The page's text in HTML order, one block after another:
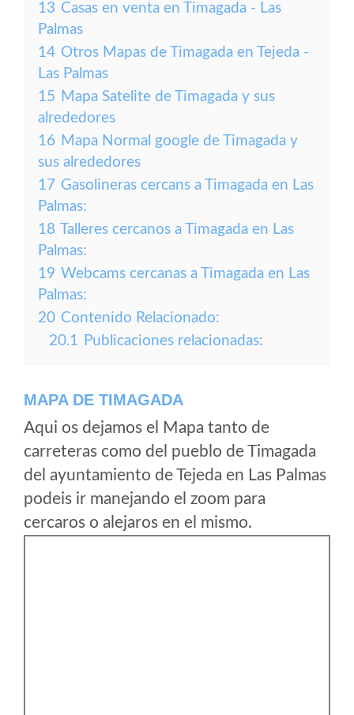
13 Casas en venta en Timagada - Las
Palmas
14 Otros Mapas de Timagada en Tejeda -
Las Palmas
15 Mapa Satelite de Timagada y sus
alrededores
16 Mapa Normal google de Timagada y
sus alrededores
17 Gasolineras cercans a Timagada en Las
Palmas:
18 Talleres cercanos a Timagada en Las
Palmas:
19 Webcams cercanas a Timagada en Las
Palmas:
20 Contenido Relacionado:
20.1 Publicaciones relacionadas:
MAPA DE TIMAGADA
Aqui os dejamos el Mapa tanto de
carreteras como del pueblo de Timagada
del ayuntamiento de Tejeda en Las Palmas
podeis ir manejando el zoom para
cercaros o alejaros en el mismo.